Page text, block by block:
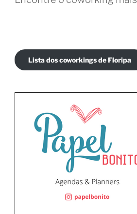
Lista dos coworkings de Floripa